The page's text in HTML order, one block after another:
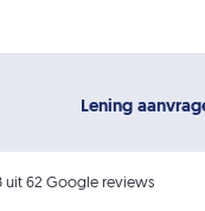
Lening
uit 62 Google reviews